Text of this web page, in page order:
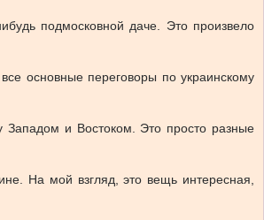
подмосковной даче. Это произвело
основные переговоры по украинскому
и Востоком. Это просто разные
На мой взгляд, это вещь интересная,